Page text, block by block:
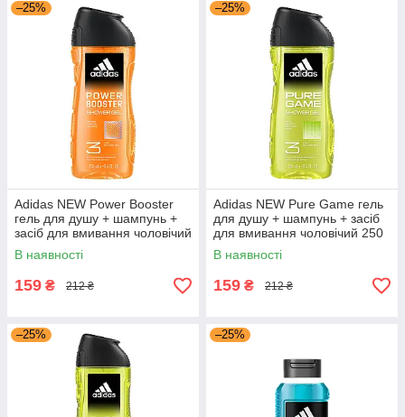
–25%
Adidas NEW Power Booster
гель для душу + шампунь +
засіб для вмивання чоловічий
250 мл
В наявності
159 ₴ 212 ₴
–25%
Adidas NEW Pure Game гель
для душу + шампунь + засіб
для вмивання чоловічий 250
мл
В наявності
159 ₴ 212 ₴
–25% –25%